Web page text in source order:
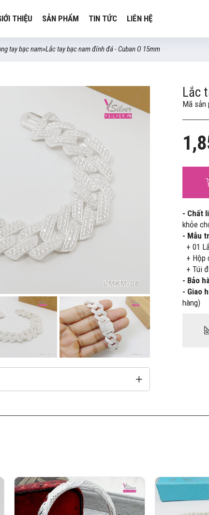
THIỆU SẢN PHẨM TIN TỨC LIÊN HỆ
tay bạc nam»Lắc tay bạc nam đính đá - Cuban O 15mm
Lắc
Mã sản
- Chất
khỏe
- Mẫu
+ 01
+ Hộp
+ Túi
- Bảo
- Giao
hàng)